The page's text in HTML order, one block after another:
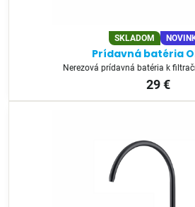
SKLADOM
Prídavná batéria
Nerezová prídavná batéria k
29 €